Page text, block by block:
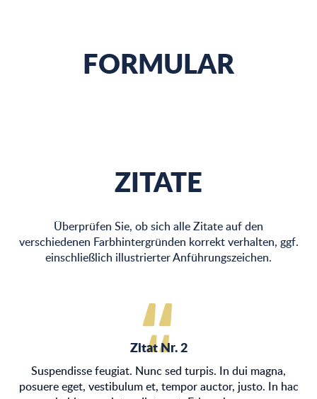
FORMULAR
ZITATE
Überprüfen Sie, ob sich alle Zitate auf den
verschiedenen Farbhintergründen korrekt verhalten, ggf.
einschließlich illustrierter Anführungszeichen.
Zitat Nr. 2
Suspendisse feugiat. Nunc sed turpis. In dui magna,
posuere eget, vestibulum et, tempor auctor, justo. In hac